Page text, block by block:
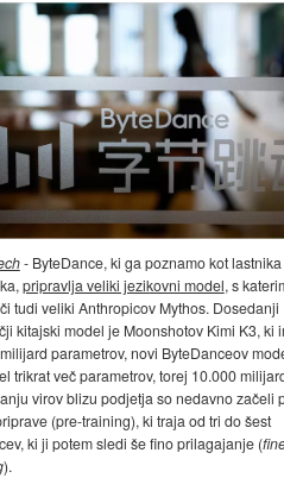
- ByteDance, ki ga poznamo kot lastnika
pripravlja veliki jezikovni model, s
tudi veliki Anthropicov Mythos. Dosedanji
kitajski model je Moonshotov Kimi K3, ki
parametrov, novi ByteDanceov
trikrat več parametrov, torej 10.000
virov blizu podjetja so nedavno začeli
(pre-training), ki traja od tri do šest
ki ji potem sledi še fino prilagajanje (
).